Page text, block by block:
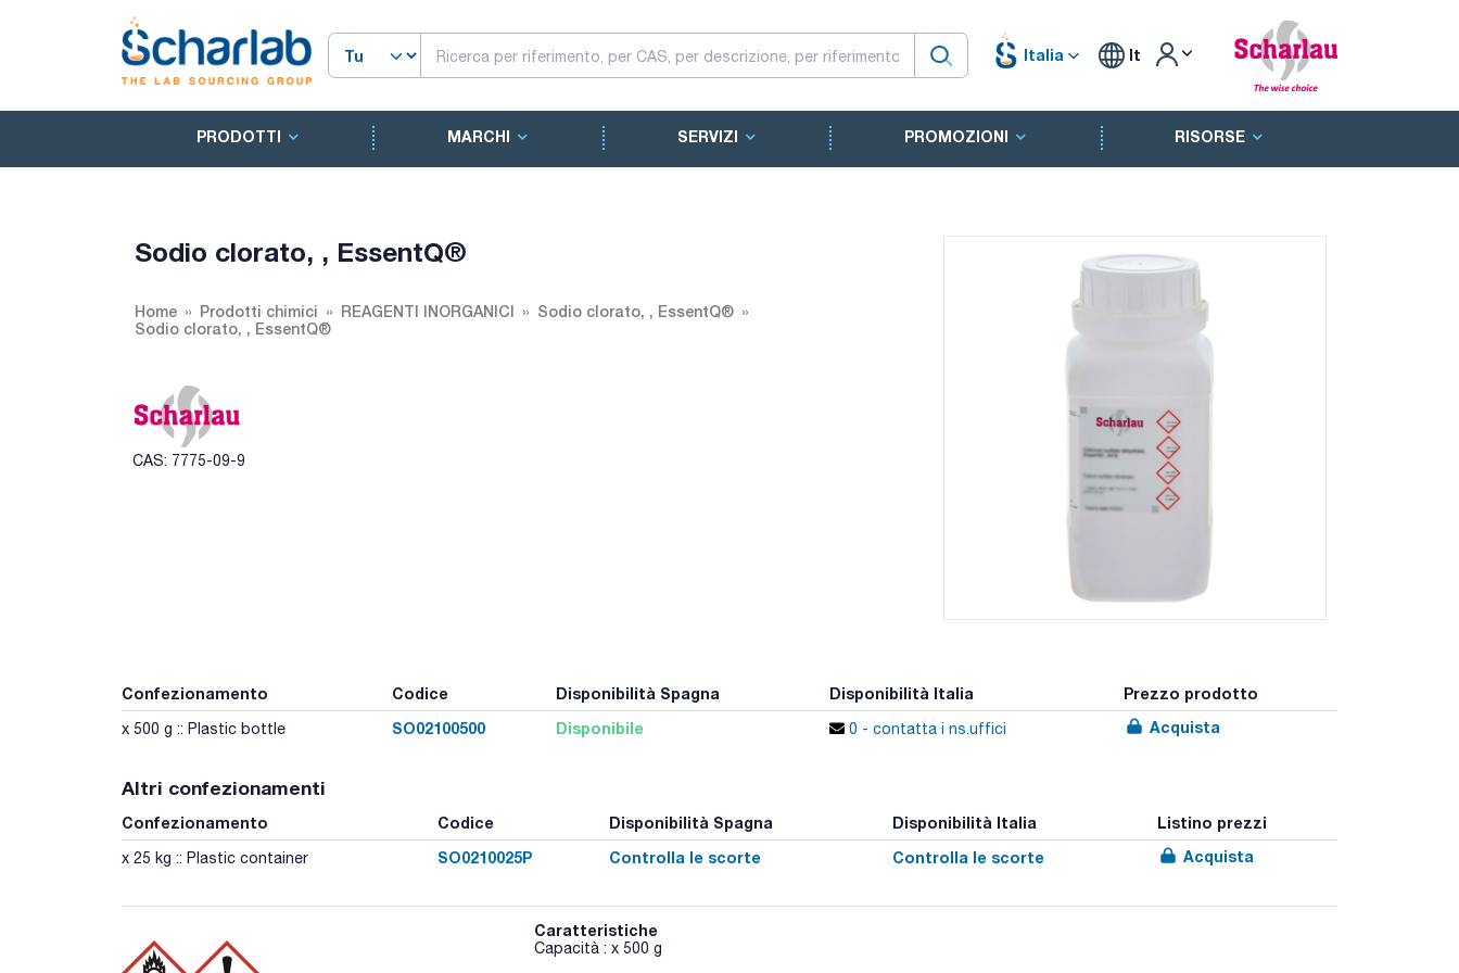
Italia It
PRODOTTI MARCHI SERVIZI PROMOZIONI RISORSE
Sodio clorato, , EssentQ®
Home Prodotti chimici REAGENTI INORGANICI
Sodio clorato, , EssentQ®
Sodio clorato, , EssentQ®
CAS: 7775-09-9
Confezionamento Codice Disponibilità Spagna Disponibilità Italia Prezzo prodotto
x 500 g :: Plastic bottle SO02100500 Disponibile 0 - contatta i ns.uffici Acquista
Altri confezionamenti
Confezionamento Codice Disponibilità Spagna Disponibilità Italia Listino prezzi
x 25 kg :: Plastic container SO0210025P Controlla le scorte Controlla le scorte Acquista
Caratteristiche
Capacità : x 500 g